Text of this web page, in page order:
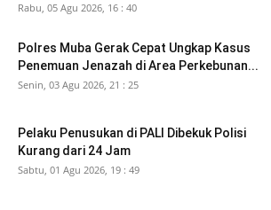
Rabu, 05 Agu 2026, 16 : 40
Polres Muba Gerak Cepat Ungkap Kasus
Penemuan Jenazah di Area Perkebunan...
Senin, 03 Agu 2026, 21 : 25
Pelaku Penusukan di PALI Dibekuk Polisi
Kurang dari 24 Jam
Sabtu, 01 Agu 2026, 19 : 49